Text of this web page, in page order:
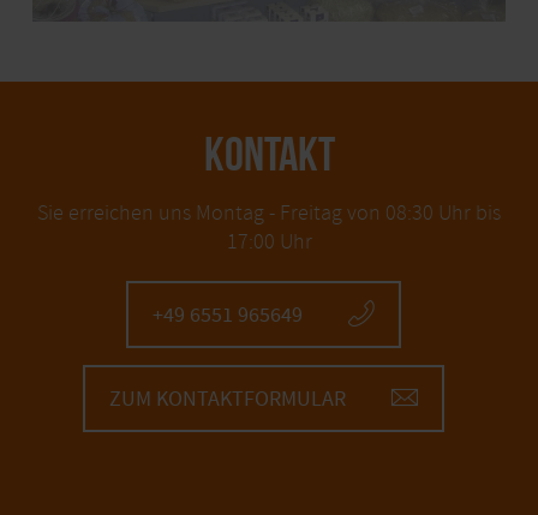
KONTAKT
Sie erreichen uns Montag - Freitag von 08:30 Uhr bis
17:00 Uhr
+49 6551 965649
ZUM KONTAKTFORMULAR